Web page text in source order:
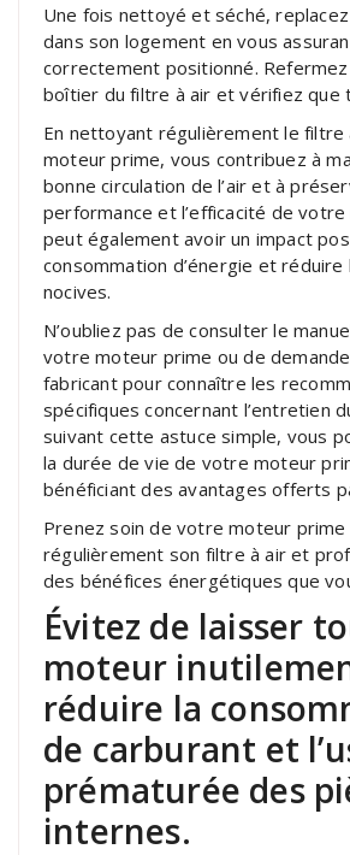
Une fois nettoyé et séché,
dans son logement en vous
correctement positionné.
boîtier du filtre à air et vérifiez que
En nettoyant régulièrement le filtre
moteur prime, vous contribuez à
bonne circulation de l’air et à
performance et l’efficacité de votre
peut également avoir un impact
consommation d’énergie et réduire
nocives.
N’oubliez pas de consulter le
votre moteur prime ou de
fabricant pour connaître les
spécifiques concernant l’entretien
suivant cette astuce simple, vous
la durée de vie de votre moteur
bénéficiant des avantages offerts
Prenez soin de votre moteur
régulièrement son filtre à air et
des bénéfices énergétiques que
Évitez de laisser
moteur
réduire la
de carburant et
prématurée des
internes.